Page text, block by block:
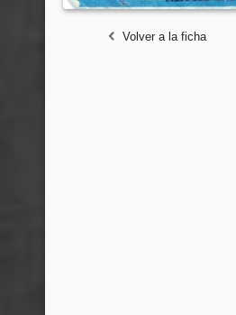
Volver a la ficha